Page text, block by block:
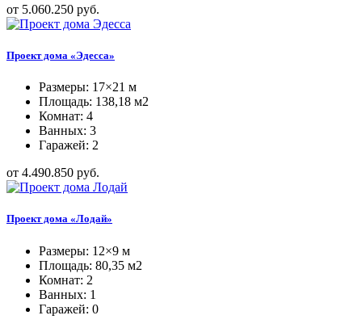
от 5.060.250 руб.
Проект дома «Эдесса»
Размеры: 17×21 м
Площадь: 138,18 м2
Комнат: 4
Ванных: 3
Гаражей: 2
от 4.490.850 руб.
Проект дома «Лодай»
Размеры: 12×9 м
Площадь: 80,35 м2
Комнат: 2
Ванных: 1
Гаражей: 0